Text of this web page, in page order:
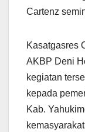
Cartenz
Kasatgasres
AKBP Deni
kegiatan
kepada
Kab.